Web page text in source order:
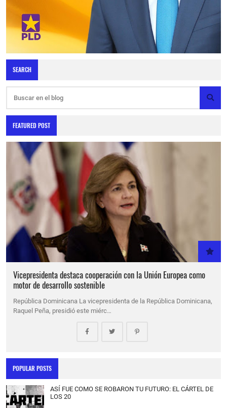
SEARCH
FEATURED POST
Vicepresidenta destaca cooperación con la Unión Europea como
motor de desarrollo sostenible
República Dominicana La vicepresidenta de la República Dominicana,
Raquel Peña, presidió este miérc…
POPULAR POSTS
ASÍ FUE COMO SE ROBARON TU FUTURO: EL CÁRTEL DE
LOS 20